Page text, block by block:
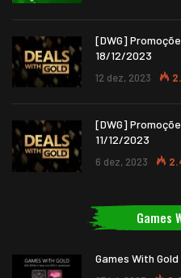
[DWG]
18/12/2023
12 dez, 2023
[DWG]
11/12/2023
6 dez, 2023
Games
Games With